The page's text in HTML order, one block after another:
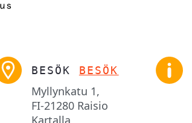
BESÖK BESÖK
Myllynkatu 1,
FI-21280 Raisio
Kartalla